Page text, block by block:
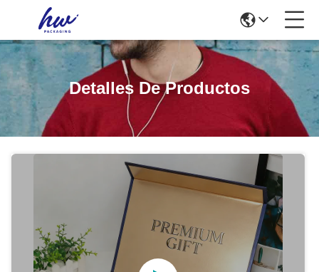
Detalles De Productos